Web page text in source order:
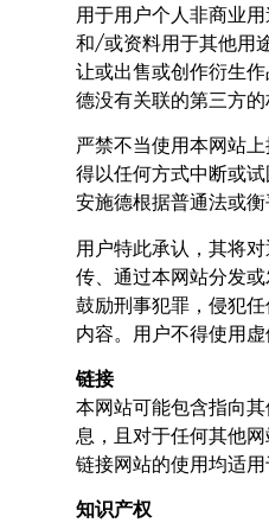
用于用户个人非商业
和/或资料用于其他用
让或出售或创作衍生
德没有关联的第三方的
严禁不当使用本网站
得以任何方式中断或
安施德根据普通法或衡
用户特此承认，其将
传、通过本网站分发
鼓励刑事犯罪，侵犯
内容。用户不得使用
链接
本网站可能包含指向
息，且对于任何其他
链接网站的使用均适
知识产权